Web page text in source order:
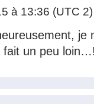
à 13:36 (UTC 2)
fait un peu